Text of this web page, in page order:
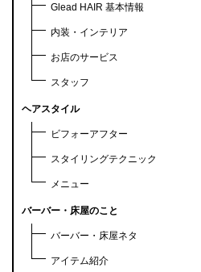
Glead HAIR 基本情報
内装・インテリア
お店のサービス
スタッフ
ヘアスタイル
ビフォーアフター
スタイリングテクニック
メニュー
バーバー・床屋のこと
バーバー・床屋ネタ
アイテム紹介